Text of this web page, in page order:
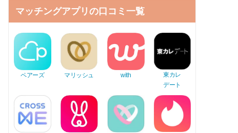
マッチングアプリの口コミ一覧
ペアーズ マリッシュ with
東カレ
デート